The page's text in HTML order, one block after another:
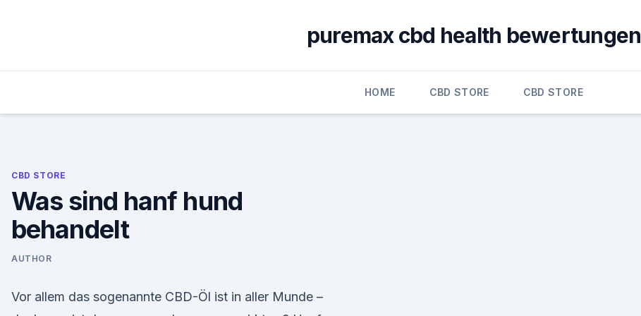
puremax cbd health bewertungen
HOME CBD STORE CBD STORE
CBD STORE
Was sind hanf hund
behandelt
AUTHOR
Vor allem das sogenannte CBD-Öl ist in aller Munde –